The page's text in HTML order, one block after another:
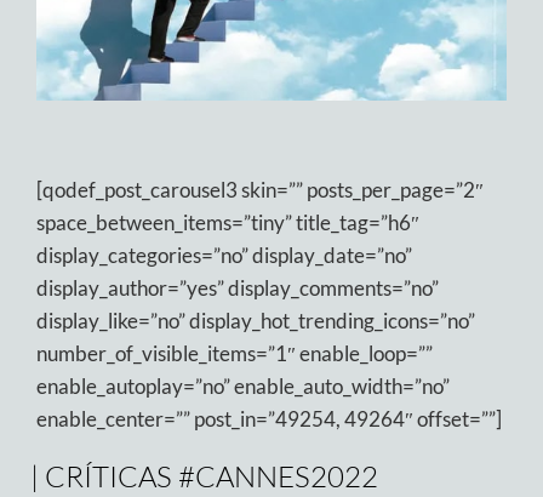
[qodef_post_carousel3 skin=”” posts_per_page=”2″
space_between_items=”tiny” title_tag=”h6″
display_categories=”no” display_date=”no”
display_author=”yes” display_comments=”no”
display_like=”no” display_hot_trending_icons=”no”
number_of_visible_items=”1″ enable_loop=””
enable_autoplay=”no” enable_auto_width=”no”
enable_center=”” post_in=”49254, 49264″ offset=””]
| CRÍTICAS #CANNES2022